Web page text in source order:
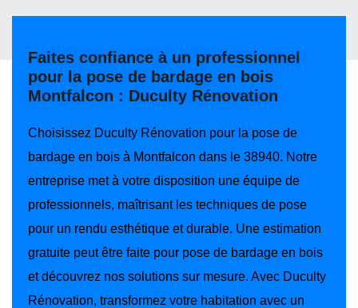
Faites confiance à un professionnel
pour la pose de bardage en bois
Montfalcon : Duculty Rénovation
Choisissez Duculty Rénovation pour la pose de
bardage en bois à Montfalcon dans le 38940. Notre
entreprise met à votre disposition une équipe de
professionnels, maîtrisant les techniques de pose
pour un rendu esthétique et durable. Une estimation
gratuite peut être faite pour pose de bardage en bois
et découvrez nos solutions sur mesure. Avec Duculty
Rénovation, transformez votre habitation avec un